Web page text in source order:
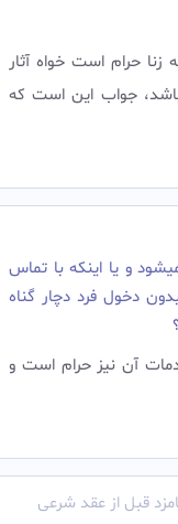
زنا حرام است خواه آثار
باشد، جواب این است که
و یا اینکه با تماس
دخول فرد دچار گناه
آن نیز حرام است و
قبل از عقد شرعی